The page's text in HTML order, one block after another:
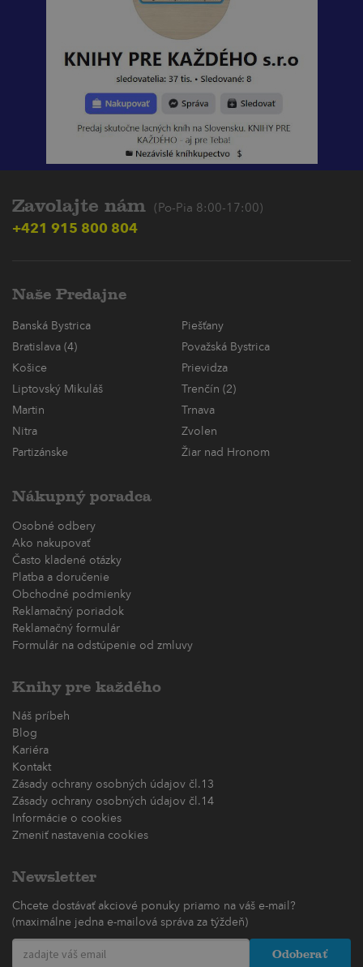
Zavolajte nám (Po-Pia 8:00-17:00)
+421 915 800 804
Naše Predajne
Banská Bystrica
Piešťany
Bratislava (4)
Považská Bystrica
Košice
Prievidza
Liptovský Mikuláš
Trenčín (2)
Martin
Trnava
Nitra
Zvolen
Partizánske
Žiar nad Hronom
Nákupný poradca
Osobné odbery
Ako nakupovať
Často kladené otázky
Platba a doručenie
Obchodné podmienky
Reklamačný poriadok
Reklamačný formulár
Formulár na odstúpenie od zmluvy
Knihy pre každého
Náš príbeh
Blog
Kariéra
Kontakt
Zásady ochrany osobných údajov čl.13
Zásady ochrany osobných údajov čl.14
Informácie o cookies
Zmeniť nastavenia cookies
Newsletter
Chcete dostávať akciové ponuky priamo na váš e-mail?
(maximálne jedna e-mailová správa za týždeň)
Odoberať